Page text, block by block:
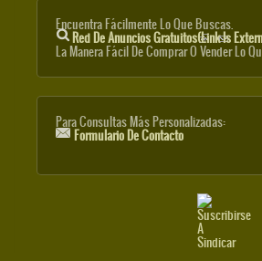
Encuentra Fácilmente Lo Que Buscas.
Red De Anuncios Gratuitos(link Is
La Manera Fácil De Comprar O Vender Lo
Para Consultas Más Personalizadas:
Formulario De Contacto